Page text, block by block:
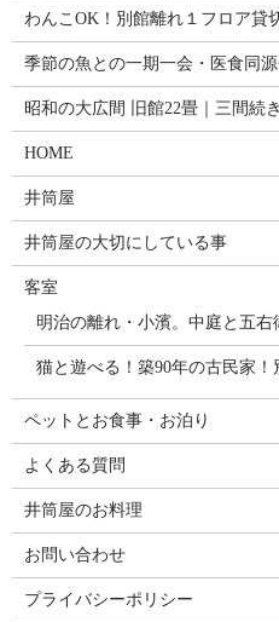
わんこOK！別館離れ１フロア貸
季節の魚との一期一会・医食同
昭和の大広間 旧館22畳｜三間続
HOME
井筒屋
井筒屋の大切にしている事
客室
明治の離れ・小濱。中庭と五右
猫と遊べる！築90年の古民家！
ペットとお食事・お泊り
よくある質問
井筒屋のお料理
お問い合わせ
プライバシーポリシー